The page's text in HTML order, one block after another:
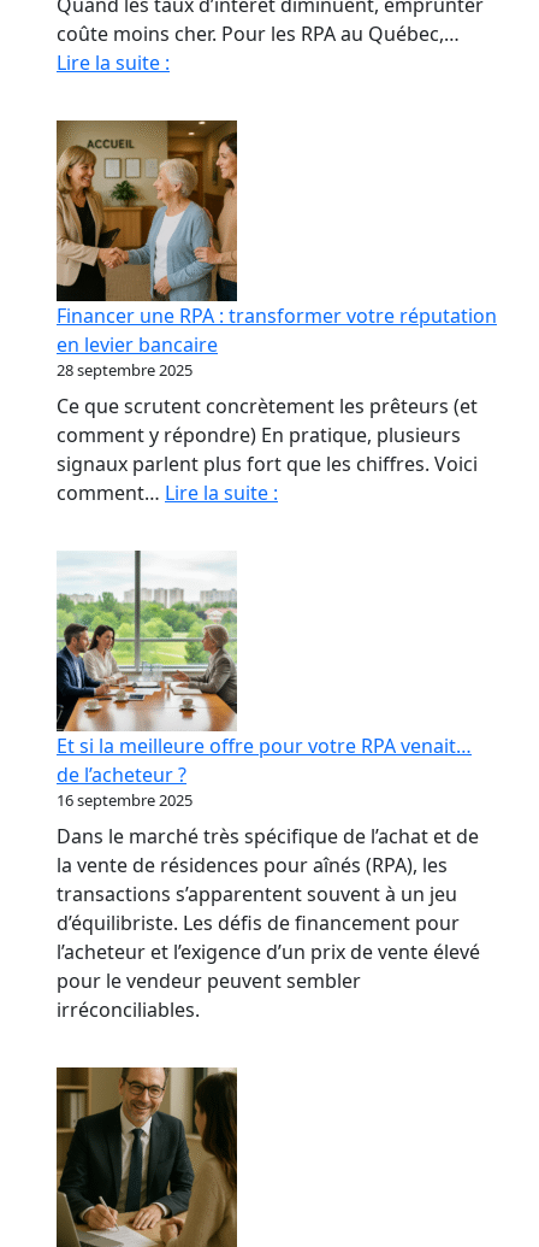
coûte moins cher. Pour les RPA au Québec,…
Lire la suite :
Baisse
Des
Taux
Relance
le
marché
immobilier
des
RPA
Financer une RPA : transformer votre réputation
en levier bancaire
28 septembre 2025
Ce que scrutent concrètement les prêteurs (et
comment y répondre) En pratique, plusieurs
signaux parlent plus fort que les chiffres. Voici
comment… Lire la suite :
bancaire
Et si la meilleure offre pour votre RPA venait…
de l’acheteur ?
16 septembre 2025
Dans le marché très spécifique de l’achat et de
la vente de résidences pour aînés (RPA), les
transactions s’apparentent souvent à un jeu
d’équilibriste. Les défis de financement pour
l’acheteur et l’exigence d’un prix de vente élevé
pour le vendeur peuvent sembler
irréconciliables.